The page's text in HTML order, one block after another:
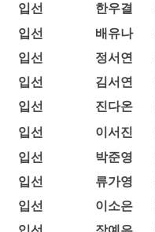
입선
한우결
입선
배유나
입선
정서연
입선
김서연
입선
진다온
입선
이서진
입선
박준영
입선
류가영
입선
이소은